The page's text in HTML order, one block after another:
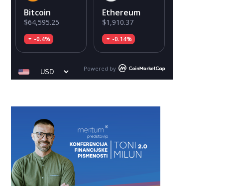
Bitcoin
$64,595.25
-0.4%
Ethereum
$1,910.37
-0.14%
Powered by